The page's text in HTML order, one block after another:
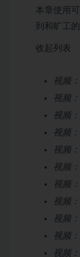
本章使用
到和旷工
收起列表
视频：
视频：
视频：
视频：
视频：
视频：
视频：
视频：
视频：
视频：
视频：